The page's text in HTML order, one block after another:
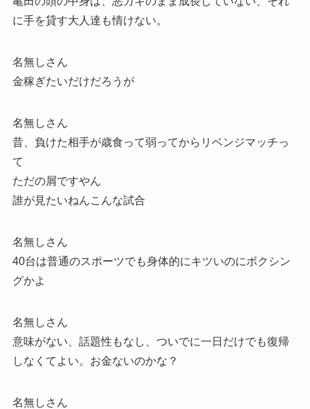
に手を貸す大人達も情けない。
名無しさん
金稼ぎたいだけだろうが
名無しさん
昔、負けた相手が歳食って弱ってからリベンジマッチっ
て
ただの屑ですやん
誰が見たいねんこんな試合
名無しさん
40台は普通のスポーツでも身体的にキツいのにボクシン
グかよ
名無しさん
意味がない、話題性もなし、ついでに一日だけでも復帰
しなくてよい。お金ないのかな？
名無しさん